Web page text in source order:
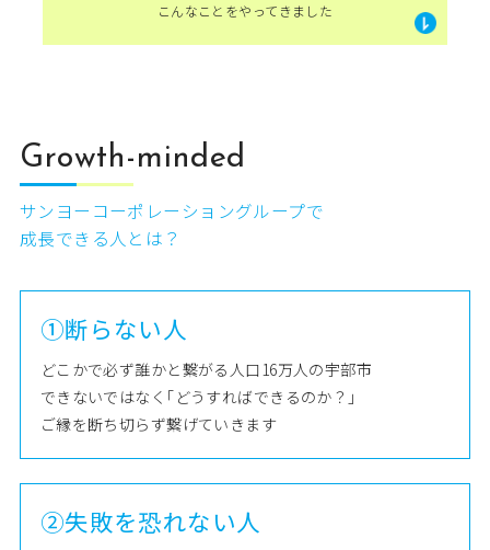
専用履歴書のダウンロー
ド はこちらから
こんなことをやってきました
Growth-minded
サンヨーコーポレーショングループで
成長できる人とは？
①断らない人
どこかで必ず誰かと繋がる人口16万人の宇部市
できないではなく｢どうすればできるのか？｣
ご縁を断ち切らず繋げていきます
②失敗を恐れない人